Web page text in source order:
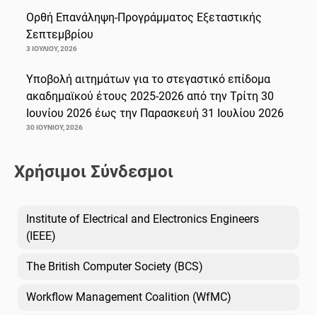
Ορθή Επανάληψη-Προγράμματος Εξεταστικής
Σεπτεμβρίου
3 ΙΟΥΛΊΟΥ, 2026
Υποβολή αιτημάτων για το στεγαστικό επίδομα
ακαδημαϊκού έτους 2025-2026 από την Τρίτη 30
Ιουνίου 2026 έως την Παρασκευή 31 Ιουλίου 2026
30 ΙΟΥΝΊΟΥ, 2026
Χρήσιμοι Σύνδεσμοι
Institute of Electrical and Electronics Engineers
(IEEE)
The British Computer Society (BCS)
Workflow Management Coalition (WfMC)